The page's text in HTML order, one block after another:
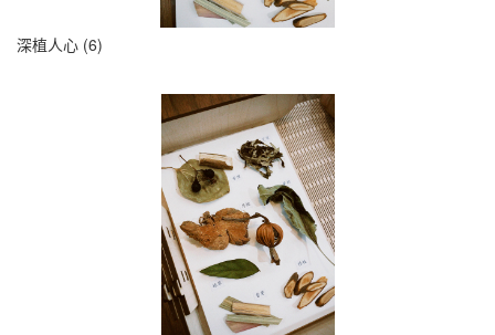
深植人心 (6)